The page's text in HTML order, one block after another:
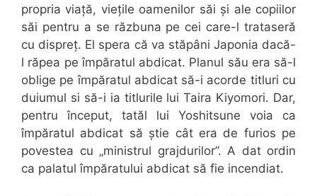
propria viață, viețile oamenilor săi și ale copiilor
săi pentru a se răzbuna pe cei care-l trataseră
cu dispreț. El spera că va stăpâni Japonia dacă-
l răpea pe împăratul abdicat. Planul său era să-l
oblige pe împăratul abdicat să-i acorde titluri cu
duiumul si să-i ia titlurile lui Taira Kiyomori. Dar,
pentru început, tatăl lui Yoshitsune voia ca
împăratul abdicat să știe cât era de furios pe
povestea cu „ministrul grajdurilor”. A dat ordin
ca palatul împăratului abdicat să fie incendiat.